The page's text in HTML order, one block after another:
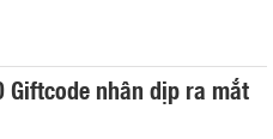
Giftcode nhân dịp ra mắt